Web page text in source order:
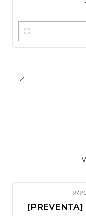
Cantidad
No disponible
[PREVENTA]